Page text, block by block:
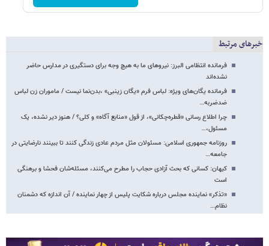
خبرهای مرتبط
فرمانده انتظامی البرز: نیروهای ما به هیچ وجه برای دستگیری در مدارس حاضر
نشده‌اند
فرمانده یگان‌های ویژه: لباس فرم «یگان زینبی» ،بدن‌نما نیست / ماموران زن لباس
ضدضربه…
چرا اطلاع رسانی «قطره‌چکانی»، از قول «منابع آگاه» و کلی؟ / هنوز دیر نشده، یک
مسئول،…
روزنامه جمهوری اسلامی: مسئولان ‌مثل مردم عادی زندگی کنند تا ببینند نارضایتی در
جامعه…
کیهان: کسانی که بحث آزادی حجاب را مطرح می‌کنند، مسئله‌شان فحشا و برهنگی
است
«تذکر» نماینده مجلس درباره شکایت پلیس از چهار نماینده / آن اندازه که دشمنان
نظام…